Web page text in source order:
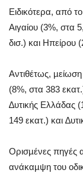
Ειδικότερα, από
Αιγαίου (3%, στα
δισ.) και Ηπείρου
Αντιθέτως,
(8%, στα 383
∆υτικής Ελλάδας
149 εκατ.) και
Ορισµένες πηγές
ανάκαµψη του